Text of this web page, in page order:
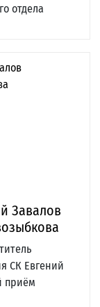
отдела
Завалов
СК Евгений
приём